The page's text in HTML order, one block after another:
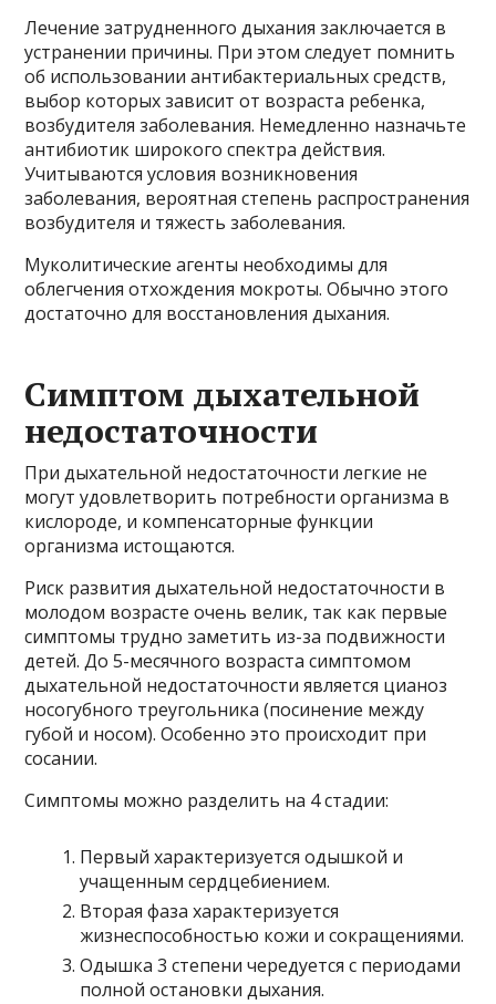
Лечение затрудненного дыхания заключается в
устранении причины. При этом следует помнить
об использовании антибактериальных средств,
выбор которых зависит от возраста ребенка,
возбудителя заболевания. Немедленно назначьте
антибиотик широкого спектра действия.
Учитываются условия возникновения
заболевания, вероятная степень распространения
возбудителя и тяжесть заболевания.
Муколитические агенты необходимы для
облегчения отхождения мокроты. Обычно этого
достаточно для восстановления дыхания.
Симптом дыхательной
недостаточности
При дыхательной недостаточности легкие не
могут удовлетворить потребности организма в
кислороде, и компенсаторные функции
организма истощаются.
Риск развития дыхательной недостаточности в
молодом возрасте очень велик, так как первые
симптомы трудно заметить из-за подвижности
детей. До 5-месячного возраста симптомом
дыхательной недостаточности является цианоз
носогубного треугольника (посинение между
губой и носом). Особенно это происходит при
сосании.
Симптомы можно разделить на 4 стадии:
Первый характеризуется одышкой и
учащенным сердцебиением.
Вторая фаза характеризуется
жизнеспособностью кожи и сокращениями.
Одышка 3 степени чередуется с периодами
полной остановки дыхания.